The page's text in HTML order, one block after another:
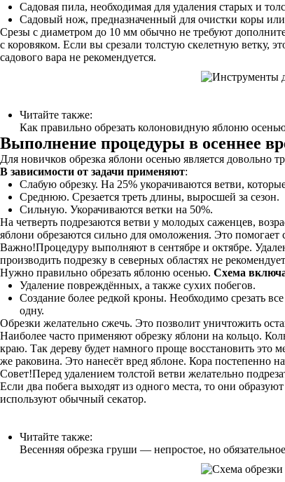
Садовая пила, необходимая для удаления старых и
Садовый нож, предназначенный для очистки коры
Срезы с диаметром до 10 мм обычно не требуют
с коровяком. Если вы срезали толстую скелетную ветку,
садового вара не рекомендуется.
Читайте также:
Как правильно обрезать колоновидную яблоню
Выполнение процедуры в осеннее
Для новичков обрезка яблони осенью является довольно
В зависимости от задачи применяют:
Слабую обрезку. На 25% укорачиваются ветви,
Среднюю. Срезается треть длины, выросшей за сезон.
Сильную. Укорачиваются ветки на 50%.
На четверть подрезаются ветви у молодых саженцев,
яблони обрезаются сильно для омоложения. Это помогает
Важно!Процедуру выполняют в сентябре и октябре.
производить подрезку в северных областях не
Нужно правильно обрезать яблоню осенью. Схема
Удаление повреждённых, а также сухих побегов.
Создание более редкой кроны. Необходимо срезать
одну.
Обрезки желательно сжечь. Это позволит уничтожить
Наиболее часто применяют обрезку яблони на кольцо.
краю. Так дереву будет намного проще восстановить это
же раковина. Это нанесёт вред яблоне. Кора постепенно
Совет!Перед удалением толстой ветви желательно
Если два побега выходят из одного места, то они
используют обычный секатор.
Читайте также:
Весенняя обрезка груши — непростое, но